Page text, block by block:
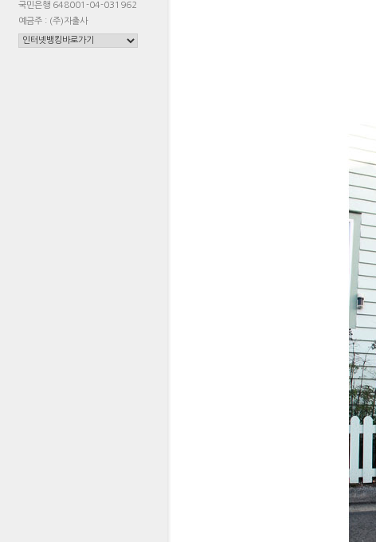
국민은행 648001-04-031962
예금주 : (주)자출사